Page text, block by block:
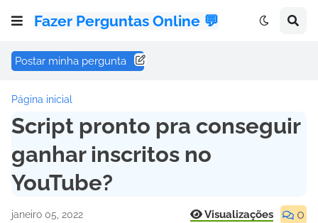
Fazer Perguntas Online 💬
Postar minha pergunta
Página inicial
Script pronto pra conseguir
ganhar inscritos no
YouTube?
janeiro 05, 2022 Visualizações 0